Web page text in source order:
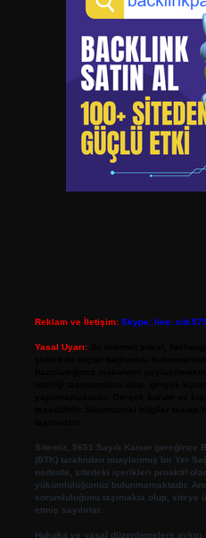
Reklam ve İletişim: Skype:
Yasal Uyarı:
Sitemiz, 5651 Sayılı Kanun
(BTK) tarafından onaylanmış bir Yer
nedenle, sitedeki içerikleri proaktif
yükümlülüğümüz bulunmamaktadır.
sorumluluğunu taşımakta olup, siteye
etmiş sayılırlar.
Hukuka ve yasal düzenlemelere